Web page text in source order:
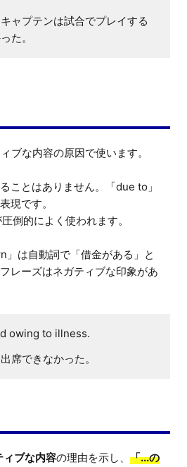
ャプテンは試合でプレイする
た。
ブな内容の原因で使います。
ことはありません。「due to」
現です。
倒的によく使われます。
」は自動詞で「借金がある」と
レーズはネガティブな印象があ
owing to illness.
席できなかった。
ィブな内容の理由を示し、 「...の